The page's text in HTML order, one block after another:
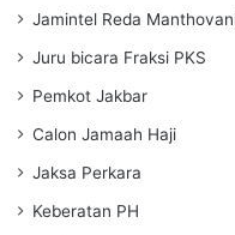
Jamintel Reda
Juru bicara Fraksi PKS
Pemkot Jakbar
Calon Jamaah Haji
Jaksa Perkara
Keberatan PH